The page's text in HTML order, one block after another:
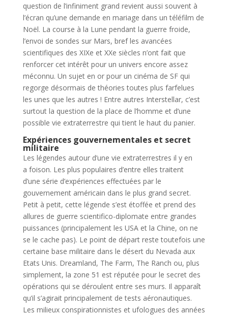
question de l’infiniment grand revient aussi souvent à
l’écran qu’une demande en mariage dans un téléfilm de
Noël. La course à la Lune pendant la guerre froide,
l’envoi de sondes sur Mars, bref les avancées
scientifiques des XIXe et XXe siècles n’ont fait que
renforcer cet intérêt pour un univers encore assez
méconnu. Un sujet en or pour un cinéma de SF qui
regorge désormais de théories toutes plus farfelues
les unes que les autres ! Entre autres Interstellar, c’est
surtout la question de la place de l’homme et d’une
possible vie extraterrestre qui tient le haut du panier.
Expériences gouvernementales et secret
militaire
Les légendes autour d’une vie extraterrestres il y en
a foison. Les plus populaires d’entre elles traitent
d’une série d’expériences effectuées par le
gouvernement américain dans le plus grand secret.
Petit à petit, cette légende s’est étoffée et prend des
allures de guerre scientifico-diplomate entre grandes
puissances (principalement les USA et la Chine, on ne
se le cache pas). Le point de départ reste toutefois une
certaine base militaire dans le désert du Nevada aux
Etats Unis. Dreamland, The Farm, The Ranch ou, plus
simplement, la zone 51 est réputée pour le secret des
opérations qui se déroulent entre ses murs. Il apparaît
qu’il s’agirait principalement de tests aéronautiques.
Les milieux conspirationnistes et ufologues des années